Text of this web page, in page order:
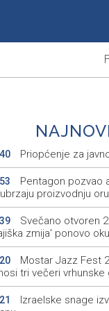
Priopćenje za
Pentagon pozvao
proizvodnju
Svečano otvoren
zmija' ponovo
Mostar Jazz Fest
tri večeri vrhunske
Izraelske snage